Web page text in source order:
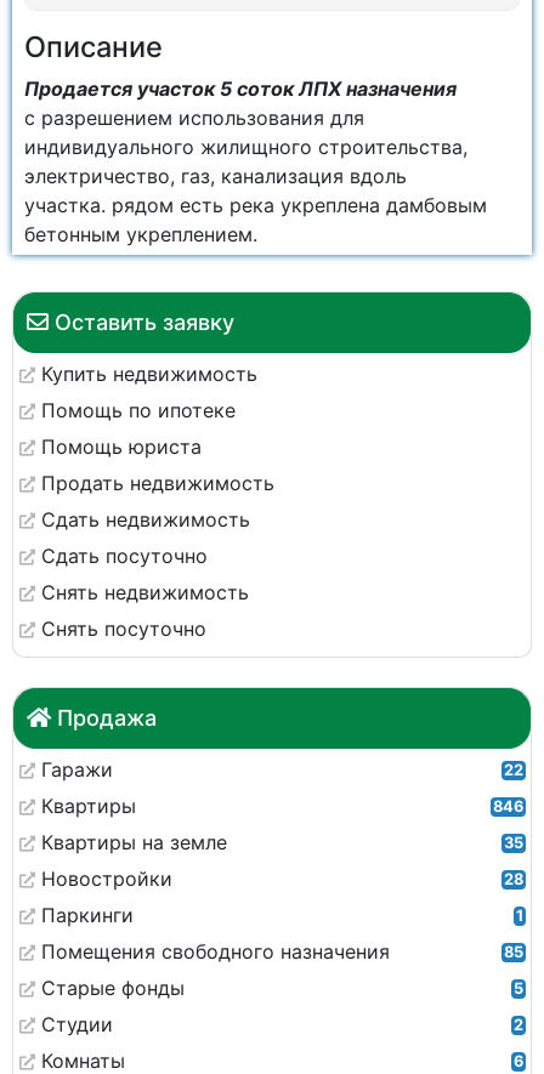
Оставить заявку
Купить недвижимость
Помощь по ипотеке
Помощь юриста
Продать недвижимость
Сдать недвижимость
Сдать посуточно
Снять недвижимость
Снять посуточно
Продажа
Гаражи 22
Квартиры 846
Квартиры на земле 35
Новостройки 28
Паркинги 1
Помещения свободного назначения 85
Старые фонды 5
Студии 2
Комнаты 6
Описание
Продается участок 5 соток ЛПХ назначения
с разрешением использования для
индивидуального жилищного строительства,
электричество, газ, канализация вдоль
участка. рядом есть река укреплена дамбовым
бетонным укреплением.